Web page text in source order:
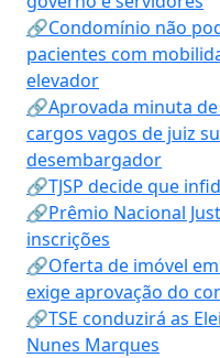
🔗Condomínio não
pacientes com
elevador
🔗Aprovada minuta
cargos vagos de juiz
desembargador
🔗TJSP decide que
🔗Prêmio Nacional
inscrições
🔗Oferta de imóvel
exige aprovação do
🔗TSE conduzirá as
Nunes Marques